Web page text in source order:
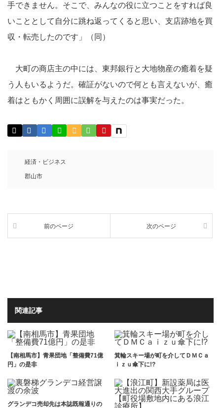
手できません。そこで、みんなの役に立つことをすれば良
いこととして自分に跳ね返ってくると思い、支店跡地を買
収・転売したのです」（同）
大町の商店主の中には、東邦銀行と大地物産の癒着を疑
う人もいるようだ。確証がないので何とも言えないが、癒
着はともかく周囲に誤解を与えたのは事実だった。
経済・ビジネス
郡山市
前のページ 次のページ
関連記事
【南相馬市】青果団地「整備費71億
円」の是非
箕輪スキー場が町を介してＤＭＣａ
ｉｚｕ傘下に!?
グランデコ売却先は本誌既報通りの